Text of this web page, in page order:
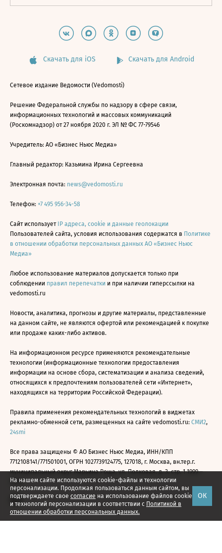
На нашем сайте используются cookie-файлы и технологии
персонализации. Продолжая пользоваться данным сайтом, вы
подтверждаете свое согласие на использование файлов cookie
и технологий персонализации в соответствии с Политикой в
отношении обработки персональных данных.
ОК
Скачать для iOS Скачать для Android
Сетевое издание Ведомости (Vedomosti)
Решение Федеральной службы по надзору в сфере связи,
информационных технологий и массовых коммуникаций
(Роскомнадзор) от 27 ноября 2020 г. ЭЛ № ФС 77-79546
Учредитель: АО «Бизнес Ньюс Медиа»
Главный редактор: Казьмина Ирина Сергеевна
Электронная почта: news@vedomosti.ru
Телефон: +7 495 956-34-58
Сайт использует IP адреса, cookie и данные геолокации
Пользователей сайта, условия использования содержатся в Политике
в отношении обработки персональных данных АО «Бизнес Ньюс
Медиа»
Любое использование материалов допускается только при
соблюдении правил перепечатки и при наличии гиперссылки на
vedomosti.ru
Новости, аналитика, прогнозы и другие материалы, представленные
на данном сайте, не являются офертой или рекомендацией к покупке
или продаже каких-либо активов.
На информационном ресурсе применяются рекомендательные
технологии (информационные технологии предоставления
информации на основе сбора, систематизации и анализа сведений,
относящихся к предпочтениям пользователей сети «Интернет»,
находящихся на территории Российской Федерации).
Правила применения рекомендательных технологий в виджетах
рекламно-обменной сети, размещенных на сайте vedomosti.ru: СМИ2,
24smi
Все права защищены © АО Бизнес Ньюс Медиа, ИНН/КПП
7712108141/771501001, ОГРН 1027739124775, 127018, г. Москва, вн.тер.г.
муниципальный округ Марьина Роща, ул. Полковая, д. 3, стр. 1 1999—
2026